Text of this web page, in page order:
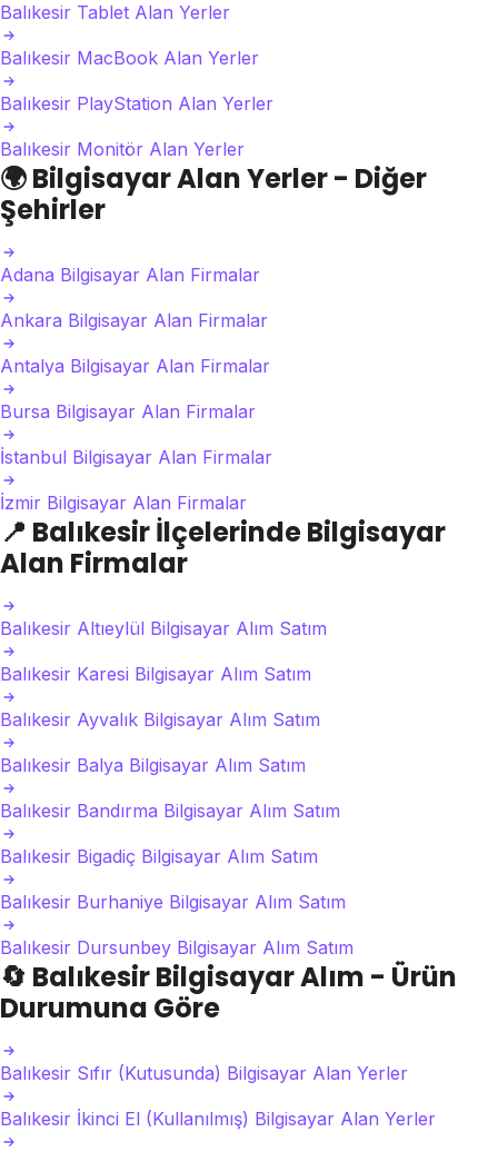
Balıkesir Tablet Alan Yerler
Balıkesir MacBook Alan Yerler
Balıkesir PlayStation Alan Yerler
Balıkesir Monitör Alan Yerler
🌍Bilgisayar Alan Yerler - Diğer
Şehirler
Adana Bilgisayar Alan Firmalar
Ankara Bilgisayar Alan Firmalar
Antalya Bilgisayar Alan Firmalar
Bursa Bilgisayar Alan Firmalar
İstanbul Bilgisayar Alan Firmalar
İzmir Bilgisayar Alan Firmalar
📍 Balıkesir İlçelerinde Bilgisayar
Alan Firmalar
Balıkesir Altıeylül Bilgisayar Alım Satım
Balıkesir Karesi Bilgisayar Alım Satım
Balıkesir Ayvalık Bilgisayar Alım Satım
Balıkesir Balya Bilgisayar Alım Satım
Balıkesir Bandırma Bilgisayar Alım Satım
Balıkesir Bigadiç Bilgisayar Alım Satım
Balıkesir Burhaniye Bilgisayar Alım Satım
Balıkesir Dursunbey Bilgisayar Alım Satım
🔄 Balıkesir Bilgisayar Alım - Ürün
Durumuna Göre
Balıkesir Sıfır (Kutusunda) Bilgisayar Alan Yerler
Balıkesir İkinci El (Kullanılmış) Bilgisayar Alan Yerler